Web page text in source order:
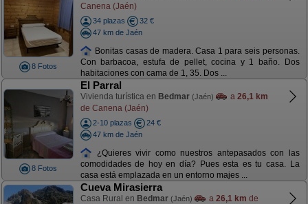
8 Fotos
Canena (Jaén)
34 plazas
32 €
47 km de Jaén
Bonitas casas de madera. Casa 1 para seis personas.
Con barbacoa, estufa de pellet, cocina y 1 baño. Dos
habitaciones con cama de 1, 35. Dos ...
8 Fotos
El Parral
Vivienda turística en Bedmar (Jaén) a 26,1 km
de Canena (Jaén)
2-10 plazas
24 €
47 km de Jaén
¿Quieres vivir como nuestros antepasados con las
comodidades de hoy en día? Pues esta es tu casa. La
casa está emplazada en un entorno majes ...
Cueva Mirasierra
Casa Rural en Bedmar (Jaén) a 26,1 km de